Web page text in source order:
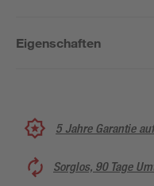
Eigenschaften
5 Jahre Garantie
Sorglos, 90 Tage